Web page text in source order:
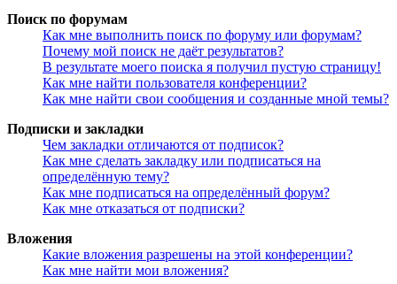
Поиск по форумам
Как мне выполнить поиск по форуму или форумам?
Почему мой поиск не даёт результатов?
В результате моего поиска я получил пустую страницу!
Как мне найти пользователя конференции?
Как мне найти свои сообщения и созданные мной темы?
Подписки и закладки
Чем закладки отличаются от подписок?
Как мне сделать закладку или подписаться на
определённую тему?
Как мне подписаться на определённый форум?
Как мне отказаться от подписки?
Вложения
Какие вложения разрешены на этой конференции?
Как мне найти мои вложения?